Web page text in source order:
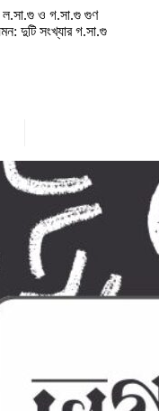
ল.সা.গু ও গ.সা.গু গুণ
দুটি সংখ্যার গ.সা.গু